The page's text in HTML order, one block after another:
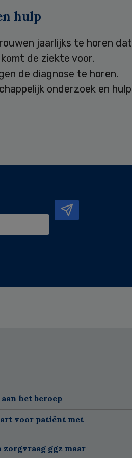
hulp
jaarlijks te horen dat
de ziekte voor.
de diagnose te horen.
onderzoek en hulp
het beroep
voor patiënt met
zorgvraag ggz maar